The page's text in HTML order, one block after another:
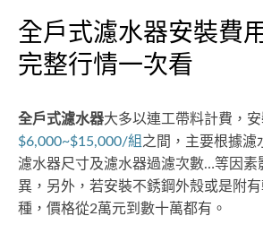
全戶式濾水器安裝費
完整行情一次看
全戶式濾水器大多以連工帶料計費，
$6,000~$15,000/組之間，主要根據濾
濾水器尺寸及濾水器過濾次數…等因素
異，另外，若安裝不銹鋼外殼或是附
種，價格從2萬元到數十萬都有。